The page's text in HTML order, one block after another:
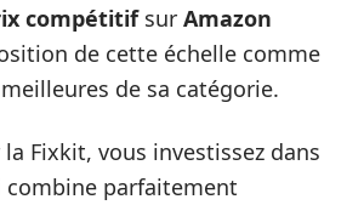
compétitifsur Amazon
de cette échelle comme
de sa catégorie.
Fixkit, vous investissez dans
combine parfaitement